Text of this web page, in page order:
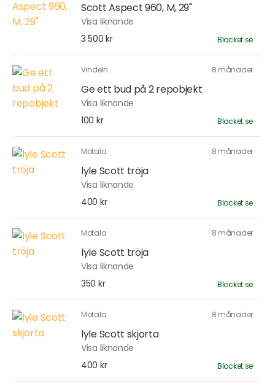
Scott Aspect 960, M, 29"
Visa liknande
3 500 kr
Blocket.se
Vindeln 8 månader
Ge ett bud på 2 repobjekt
Visa liknande
100 kr
Blocket.se
Motala 8 månader
lyle Scott tröja
Visa liknande
400 kr
Blocket.se
Motala 8 månader
lyle Scott tröja
Visa liknande
350 kr
Blocket.se
Motala 8 månader
lyle Scott skjorta
Visa liknande
400 kr
Blocket.se